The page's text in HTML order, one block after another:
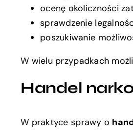
ocenę okoliczności
sprawdzenie
poszukiwanie
W wielu przypadkach
Handel
W praktyce sprawy o